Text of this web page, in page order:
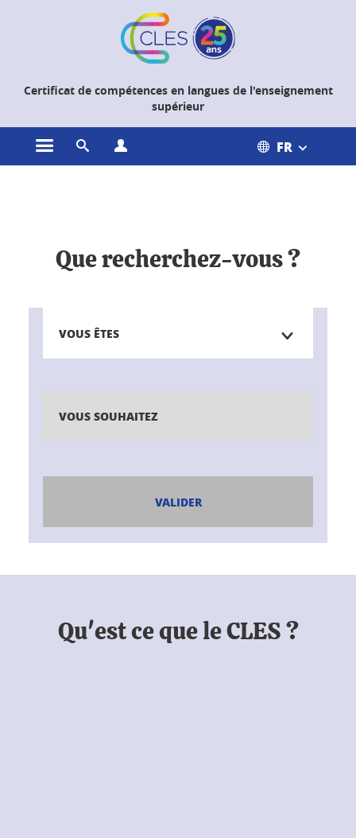
Certificat de compétences en langues de l'enseignement
supérieur
Ouvrir le menu principal
Ouvrir le moteur de recherche FR
Que recherchez-vous ?
VOUS ÊTES
VOUS SOUHAITEZ
VALIDER
Qu'est ce que le CLES ?